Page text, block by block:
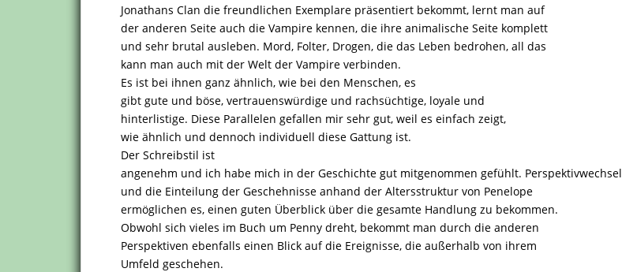
Jonathans Clan die freundlichen Exemplare präsentiert bekommt, lernt man auf
der anderen Seite auch die Vampire kennen, die ihre animalische Seite komplett
und sehr brutal ausleben. Mord, Folter, Drogen, die das Leben bedrohen, all das
kann man auch mit der Welt der Vampire verbinden.
Es ist bei ihnen ganz ähnlich, wie bei den Menschen, es
gibt gute und böse, vertrauenswürdige und rachsüchtige, loyale und
hinterlistige. Diese Parallelen gefallen mir sehr gut, weil es einfach zeigt,
wie ähnlich und dennoch individuell diese Gattung ist.
Der Schreibstil ist
angenehm und ich habe mich in der Geschichte gut mitgenommen gefühlt. Perspektivwechsel
und die Einteilung der Geschehnisse anhand der Altersstruktur von Penelope
ermöglichen es, einen guten Überblick über die gesamte Handlung zu bekommen.
Obwohl sich vieles im Buch um Penny dreht, bekommt man durch die anderen
Perspektiven ebenfalls einen Blick auf die Ereignisse, die außerhalb von ihrem
Umfeld geschehen.